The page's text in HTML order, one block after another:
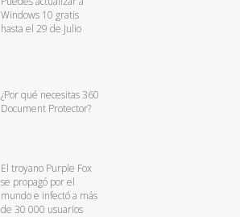
Windows 10 gratis
hasta el 29 de Julio
¿Por qué necesitas 360
Document Protector?
El troyano Purple Fox
se propagó por el
mundo e infectó a más
de 30 000 usuarios